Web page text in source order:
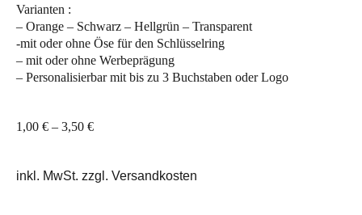
Varianten :
– Orange – Schwarz – Hellgrün – Transparent
-mit oder ohne Öse für den Schlüsselring
– mit oder ohne Werbeprägung
– Personalisierbar mit bis zu 3 Buchstaben oder Logo
1,00 € – 3,50 €
inkl. MwSt. zzgl. Versandkosten